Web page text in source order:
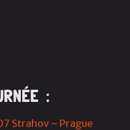
:
Strahov – Prague